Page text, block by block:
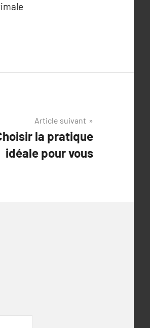
Article suivant
la pratique
idéale pour vous